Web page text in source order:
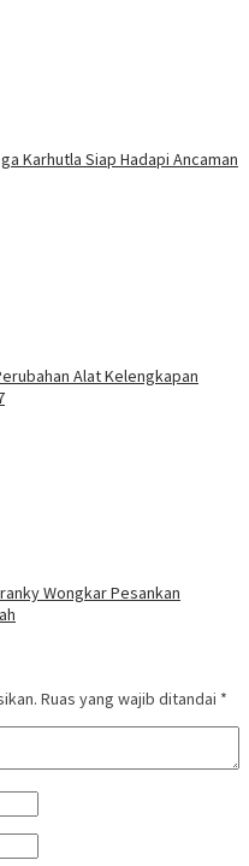
Karhutla Siap Hadapi Ancaman
Alat Kelengkapan
Wongkar Pesankan
Ruas yang wajib ditandai *